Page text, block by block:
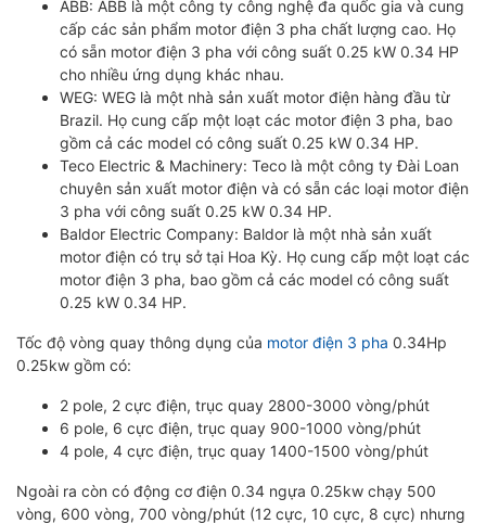
ABB: ABB là một công ty công nghệ đa quốc gia và cung
cấp các sản phẩm motor điện 3 pha chất lượng cao. Họ
có sẵn motor điện 3 pha với công suất 0.25 kW 0.34 HP
cho nhiều ứng dụng khác nhau.
WEG: WEG là một nhà sản xuất motor điện hàng đầu từ
Brazil. Họ cung cấp một loạt các motor điện 3 pha, bao
gồm cả các model có công suất 0.25 kW 0.34 HP.
Teco Electric & Machinery: Teco là một công ty Đài Loan
chuyên sản xuất motor điện và có sẵn các loại motor điện
3 pha với công suất 0.25 kW 0.34 HP.
Baldor Electric Company: Baldor là một nhà sản xuất
motor điện có trụ sở tại Hoa Kỳ. Họ cung cấp một loạt các
motor điện 3 pha, bao gồm cả các model có công suất
0.25 kW 0.34 HP.
Tốc độ vòng quay thông dụng của motor điện 3 pha 0.34Hp
0.25kw gồm có:
2 pole, 2 cực điện, trục quay 2800-3000 vòng/phút
6 pole, 6 cực điện, trục quay 900-1000 vòng/phút
4 pole, 4 cực điện, trục quay 1400-1500 vòng/phút
Ngoài ra còn có động cơ điện 0.34 ngựa 0.25kw chạy 500
vòng, 600 vòng, 700 vòng/phút (12 cực, 10 cực, 8 cực) nhưng